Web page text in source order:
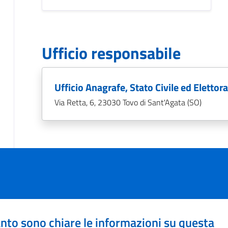
Ufficio responsabile
Ufficio Anagrafe, Stato Civile ed
Via Retta, 6, 23030 Tovo di Sant'Agata (SO)
sono chiare le informazioni su questa